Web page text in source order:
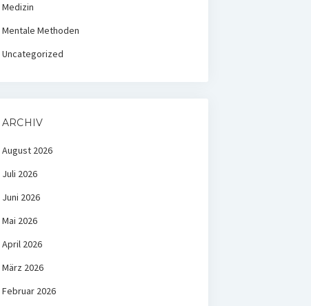
Medizin
Mentale Methoden
Uncategorized
ARCHIV
August 2026
Juli 2026
Juni 2026
Mai 2026
April 2026
März 2026
Februar 2026